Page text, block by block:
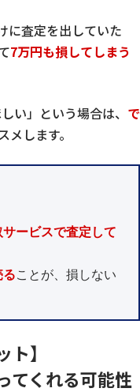
に査定を出していた
7万円も損してしまう
い」という場合は、 で
します。
ービスで査定して
ことが、損しない
】
てくれる可能性